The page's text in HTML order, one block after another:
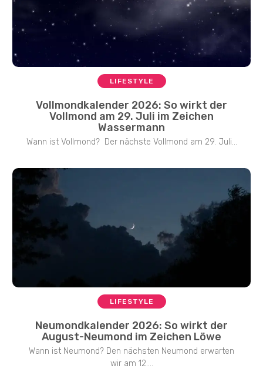
LIFESTYLE
Vollmondkalender 2026: So wirkt der
Vollmond am 29. Juli im Zeichen
Wassermann
Wann ist Vollmond? Der nächste Vollmond am 29. Juli...
LIFESTYLE
Neumondkalender 2026: So wirkt der
August-Neumond im Zeichen Löwe
Wann ist Neumond? Den nächsten Neumond erwarten
wir am 12....